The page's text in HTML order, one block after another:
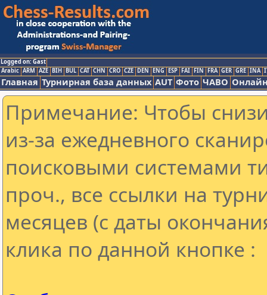
Logged on: Gast
Arabic ARM AZE BIH BUL CAT CHN CRO CZE DEN ENG ESP FAI FIN FRA GER GRE INA
Главная Турнирная база данных AUT Фото ЧАВО
Примечание: Чтобы
из-за ежедневного
поисковыми системами
проч., все ссылки на
месяцев (с даты
клика по данной кнопке :